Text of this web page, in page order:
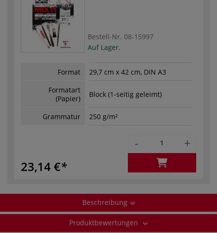
Bestell-Nr. 08-15997
Auf Lager.
Format
29,7 cm x 42 cm, DIN A3
Formatart
(Papier)
Block (1-seitig geleimt)
Grammatur 250 g/m²
23,14 €
- +
Beschreibung
Produktbewertungen